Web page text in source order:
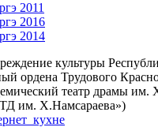
2011
2016
2014
культуры
ордена Трудового
театр драмы им.
им. Х.Намсараева»)